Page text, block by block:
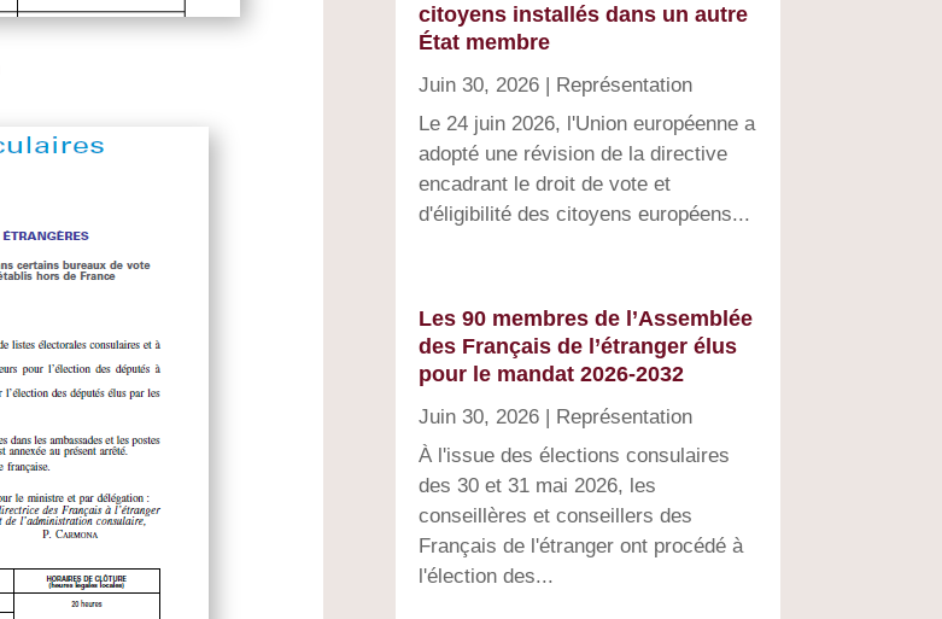
citoyens installés dans un autre
État membre
Juin 30, 2026| Représentation
Le 24 juin 2026, l'Union européenne a
adopté une révision de la directive
encadrant le droit de vote et
d'éligibilité des citoyens européens...
Les 90 membres de l’Assemblée
des Français de l’étranger élus
pour le mandat 2026-2032
Juin 30, 2026| Représentation
À l'issue des élections consulaires
des 30 et 31 mai 2026, les
conseillères et conseillers des
Français de l'étranger ont procédé à
l'élection des...